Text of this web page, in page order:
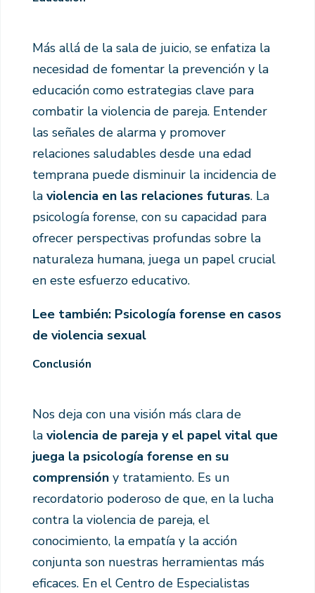
Más allá de la sala de juicio, se enfatiza la
necesidad de fomentar la prevención y la
educación como estrategias clave para
combatir la violencia de pareja. Entender
las señales de alarma y promover
relaciones saludables desde una edad
temprana puede disminuir la incidencia de
la violencia en las relaciones futuras. La
psicología forense, con su capacidad para
ofrecer perspectivas profundas sobre la
naturaleza humana, juega un papel crucial
en este esfuerzo educativo.
Lee también: Psicología forense en casos
de violencia sexual
Conclusión
Nos deja con una visión más clara de
la violencia de pareja y el papel vital que
juega la psicología forense en su
comprensión y tratamiento. Es un
recordatorio poderoso de que, en la lucha
contra la violencia de pareja, el
conocimiento, la empatía y la acción
conjunta son nuestras herramientas más
eficaces. En el Centro de Especialistas